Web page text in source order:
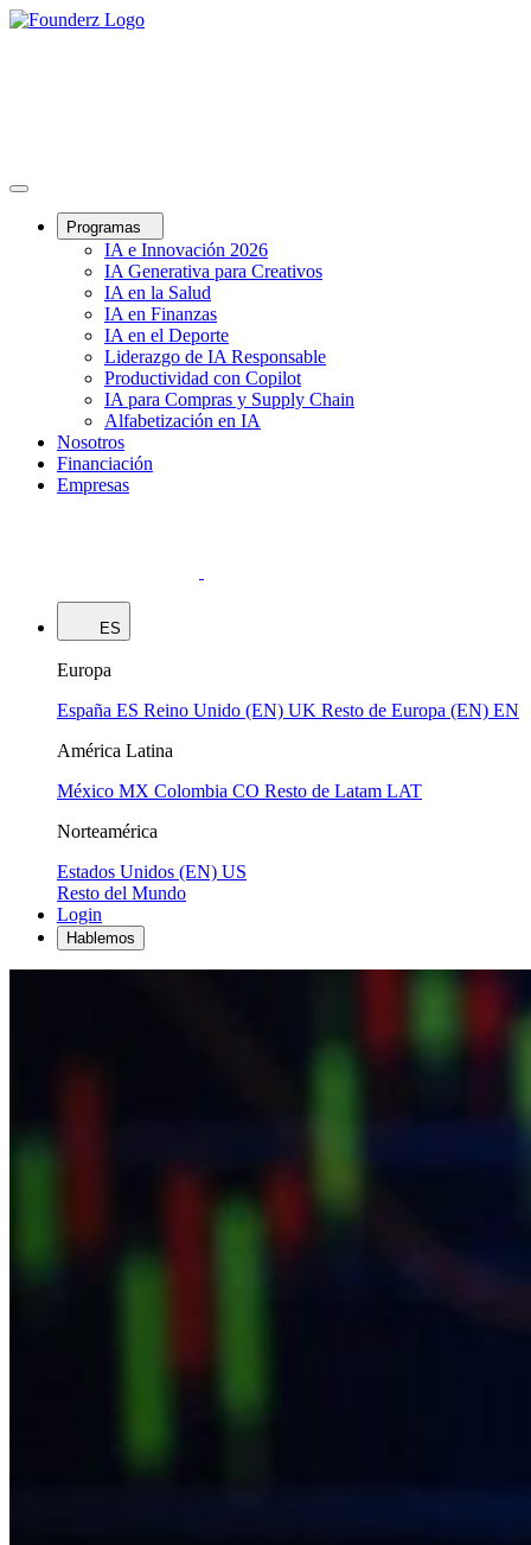
Programas
IA e Innovación 2026
IA Generativa para Creativos
IA en la Salud
IA en Finanzas
IA en el Deporte
Liderazgo de IA Responsable
Productividad con Copilot
IA para Compras y Supply Chain
Alfabetización en IA
Nosotros
Financiación
Empresas
ES
Europa
España ES Reino Unido (EN) UK Resto de Europa (EN) EN
América Latina
México MX Colombia CO Resto de Latam LAT
Norteamérica
Estados Unidos (EN) US
Resto del Mundo
Login
Hablemos